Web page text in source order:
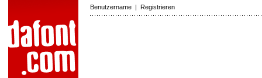
Benutzername | Registrieren